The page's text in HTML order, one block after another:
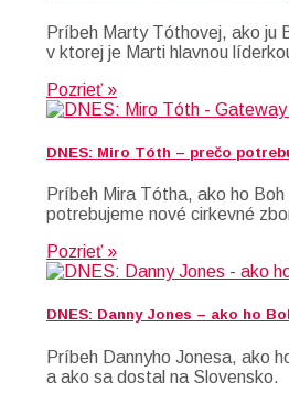
Príbeh Marty Tóthovej, ako ju
v ktorej je Marti hlavnou
Pozrieť »
DNES: Miro Tóth – prečo
Príbeh Mira Tótha, ako ho
potrebujeme nové cirkevné
Pozrieť »
DNES: Danny Jones – ako ho
Príbeh Dannyho Jonesa, ako
a ako sa dostal na Slovensko.